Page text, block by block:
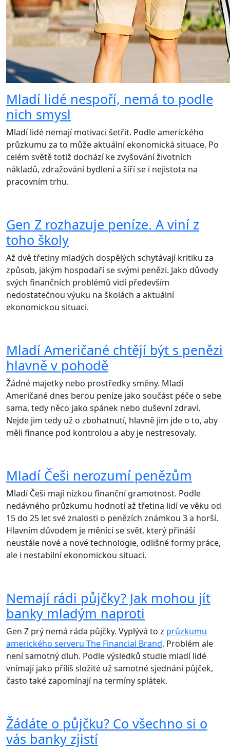
Mladí lidé nespoří, nemá to podle
nich smysl
Mladí lidé nemají motivaci šetřit. Podle amerického
průzkumu za to může aktuální ekonomická situace. Po
celém světě totiž dochází ke zvyšování životních
nákladů, zdražování bydlení a šíří se i nejistota na
pracovním trhu.
Gen Z rozhazuje peníze. A viní z
toho školy
Až dvě třetiny mladých dospělých schytávají kritiku za
způsob, jakým hospodaří se svými penězi. Jako důvody
svých finančních problémů vidí především
nedostatečnou výuku na školách a aktuální
ekonomickou situaci.
Mladí Američané chtějí být s penězi
hlavně v pohodě
Žádné majetky nebo prostředky směny. Mladí
Američané dnes berou peníze jako součást péče o sebe
sama, tedy něco jako spánek nebo duševní zdraví.
Nejde jim tedy už o zbohatnutí, hlavně jim jde o to, aby
měli finance pod kontrolou a aby je nestresovaly.
Mladí Češi nerozumí penězům
Mladí Češi mají nízkou finanční gramotnost. Podle
nedávného průzkumu hodnotí až třetina lidí ve věku od
15 do 25 let své znalosti o penězích známkou 3 a horší.
Hlavním důvodem je měnící se svět, který přináší
neustále nové a nové technologie, odlišné formy práce,
ale i nestabilní ekonomickou situaci.
Nemají rádi půjčky? Jak mohou jít
banky mladým naproti
Gen Z prý nemá ráda půjčky. Vyplývá to z průzkumu
amerického serveru The Financial Brand. Problém ale
není samotný dluh. Podle výsledků studie mladí lidé
vnímají jako příliš složité už samotné sjednání půjček,
často také zapomínají na termíny splátek.
Žádáte o půjčku? Co všechno si o
vás banky zjistí